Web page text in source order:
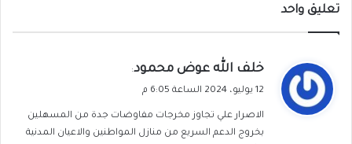
تعليق واحد
ي
ق
ل
خلف الله عوض محمود:
12 يوليو، 2024 الساعة 6:05 م
الاصرار علي تجاوز مخرجات مفاوضات جدة من المسهلين
بخروج الدعم السريع من منازل المواطنين والاعيان المدنية